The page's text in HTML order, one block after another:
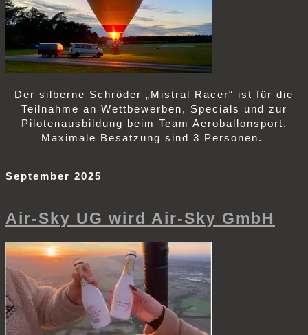
Der silberne Schröder „Mistral Racer“ ist für die
Teilnahme an Wettbewerben, Specials und zur
Pilotenausbildung beim Team Aeroballonsport.
Maximale Besatzung sind 3 Personen.
September 2025
Air-Sky UG wird Air-Sky GmbH